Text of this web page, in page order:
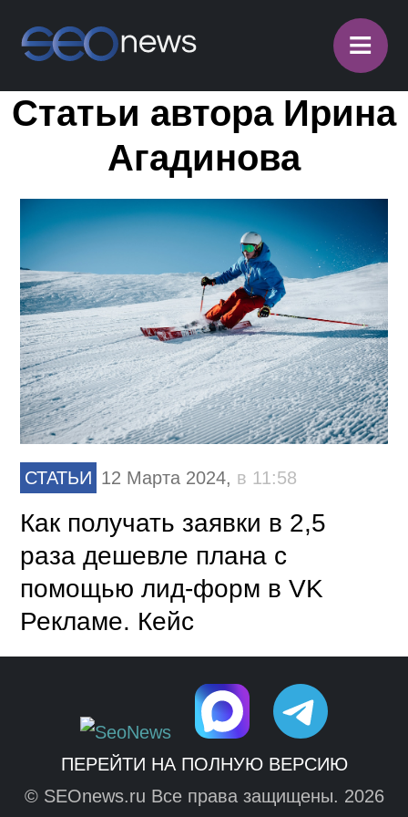
≡
Статьи автора Ирина
Агадинова
СТАТЬИ 12 Марта 2024, в 11:58
Как получать заявки в 2,5
раза дешевле плана с
помощью лид-форм в VK
Рекламе. Кейс
ПЕРЕЙТИ НА ПОЛНУЮ ВЕРСИЮ
© SEOnews.ru Все права защищены. 2026